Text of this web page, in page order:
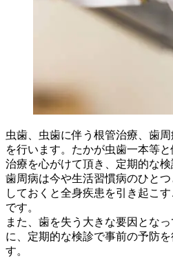
虫歯、虫歯に伴う根管治療、歯
を行います。たかが虫歯一本等
治療を心がけて頂き、定期的な検
歯周病は今や生活習慣病のひと
しておくと全身疾患を引き起こ
です。
また、歯を失う大きな要因とな
に、定期的な検診で事前の予防
す。